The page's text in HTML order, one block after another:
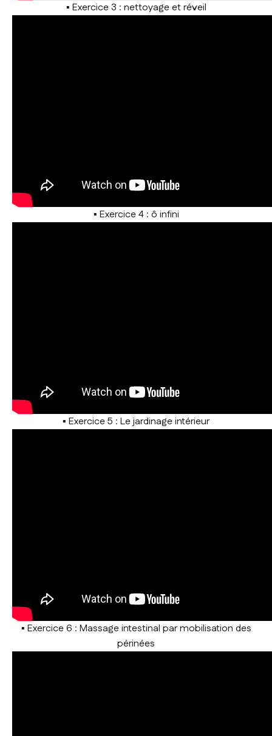
▪ Exercice 3 : nettoyage et réveil
▪ Exercice 4 : ô infini
▪ Exercice 5 : Le jardinage intérieur
▪ Exercice 6 : Massage intestinal par mobilisation des
périnées